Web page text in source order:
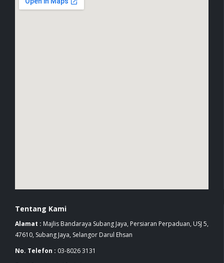
Tentang Kami
Alamat : Majlis Bandaraya Subang Jaya, Persiaran Perpaduan, USJ 5,
47610, Subang Jaya, Selangor Darul Ehsan
No. Telefon : 03-8026 3131